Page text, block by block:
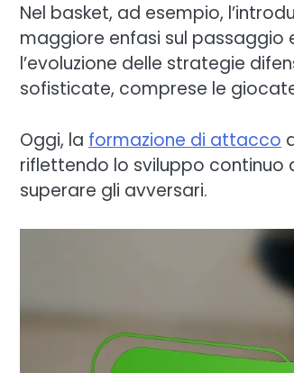
Nel basket, ad esempio,
maggiore enfasi sul passaggio
l’evoluzione delle strategie
sofisticate, comprese le
Oggi, la formazione di attacco
riflettendo lo sviluppo continuo
superare gli avversari.